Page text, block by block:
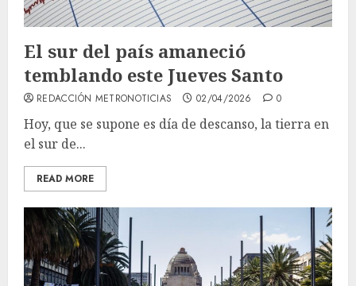
El sur del país amaneció
temblando este Jueves Santo
REDACCIÓN METRONOTICIAS 02/04/2026 0
Hoy, que se supone es día de descanso, la tierra en
el sur de...
READ MORE